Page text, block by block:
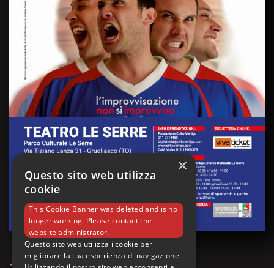
×
Questo sito web utilizza
cookie
This Cookie Banner was deleted and is no
longer working. Please contact the
website administrator.
Questo sito web utilizza i cookie per
migliorare la tua esperienza di navigazione.